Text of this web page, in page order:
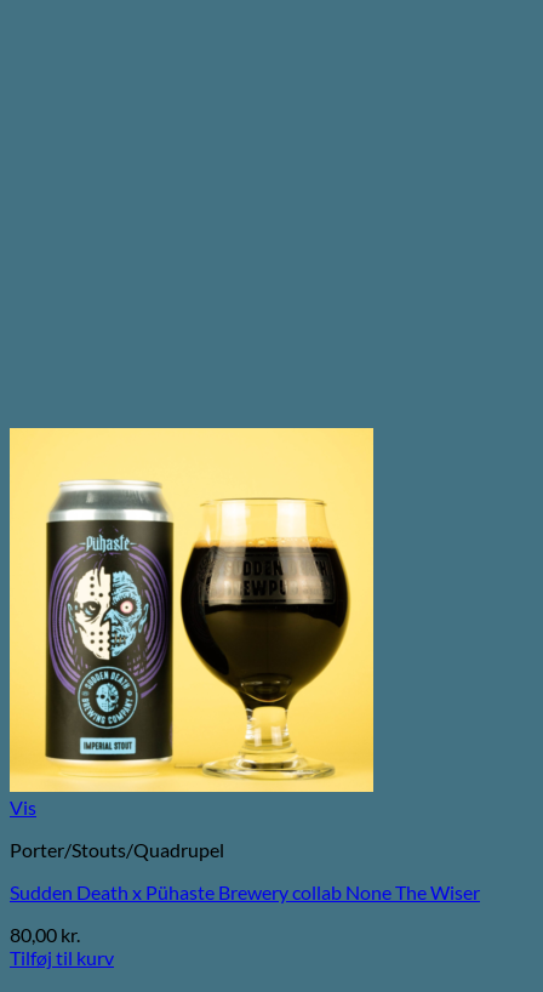
Vis
Porter/Stouts/Quadrupel
Sudden Death x Pühaste Brewery collab None The Wiser
80,00 kr.
Tilføj til kurv